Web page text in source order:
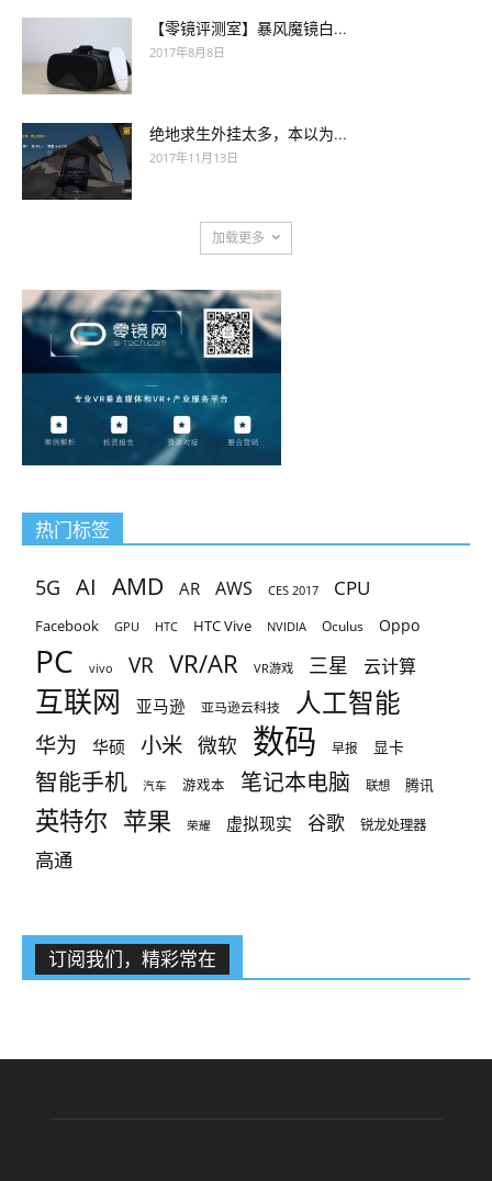
【零镜评测室】暴风魔镜白...
2017年8月8日
绝地求生外挂太多，本以为...
2017年11月13日
加载更多
热门标签
5G AI AMD AR AWS CES 2017 CPU
Facebook GPU HTC HTC Vive NVIDIA Oculus Oppo
PC vivo VR VR/AR VR游戏 三星 云计算
互联网 亚马逊 亚马逊云科技 人工智能
华为 华硕 小米 微软 数码 早报 显卡
智能手机 汽车 游戏本 笔记本电脑 联想 腾讯
英特尔 苹果 荣耀 虚拟现实 谷歌 锐龙处理器
高通
订阅我们，精彩常在